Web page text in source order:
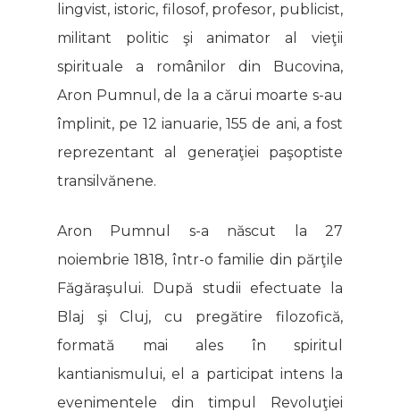
lingvist, istoric, filosof, profesor, publicist,
militant politic şi animator al vieţii
spirituale a românilor din Bucovina,
Aron Pumnul, de la a cărui moarte s-au
împlinit, pe 12 ianuarie, 155 de ani, a fost
reprezentant al generaţiei paşoptiste
transilvănene.
Aron Pumnul s-a născut la 27
noiembrie 1818, într-o familie din părţile
Făgăraşului. După studii efectuate la
Blaj şi Cluj, cu pregătire filozofică,
formată mai ales în spiritul
kantianismului, el a participat intens la
evenimentele din timpul Revoluţiei